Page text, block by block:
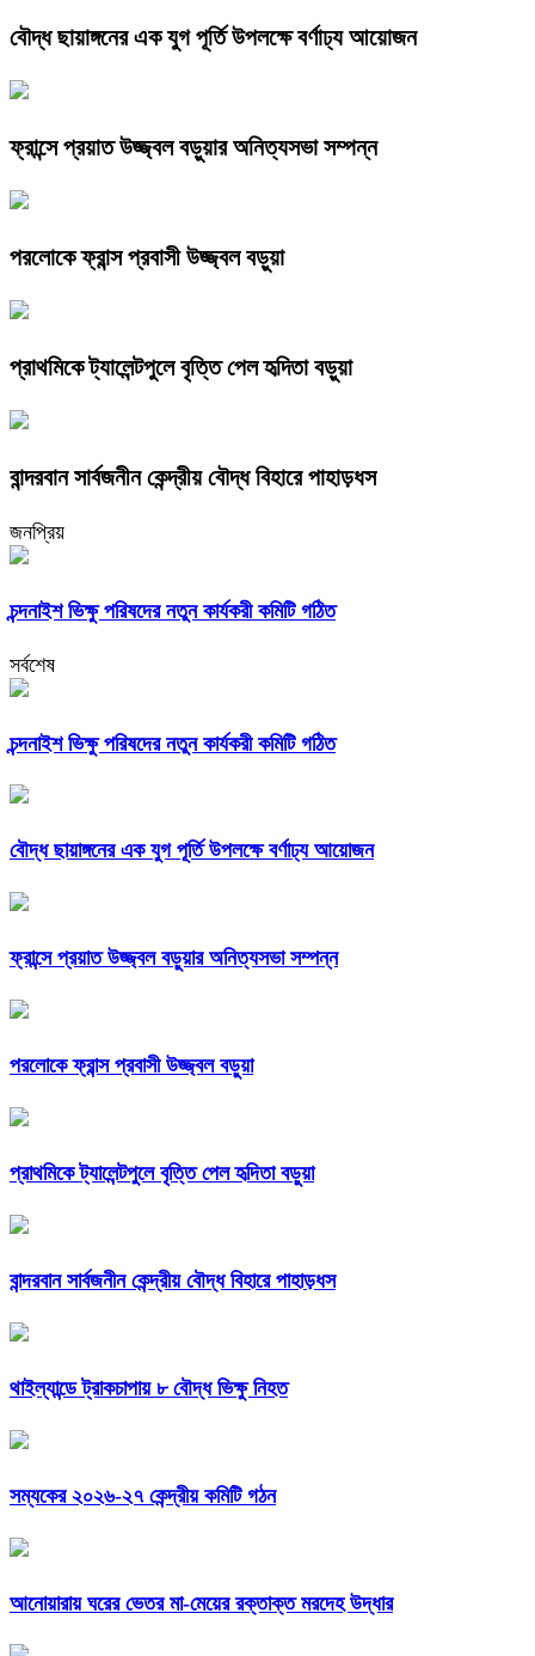
বৌদ্ধ ছায়াঙ্গনের এক যুগ পূর্তি উপলক্ষে বর্ণাঢ্য আয়োজন
ফ্রান্সে প্রয়াত উজ্জ্বল বড়ুয়ার অনিত্যসভা সম্পন্ন
পরলোকে ফ্রান্স প্রবাসী উজ্জ্বল বড়ুয়া
প্রাথমিকে ট্যালেন্টপুলে বৃত্তি পেল হৃদিতা বড়ুয়া
বান্দরবান সার্বজনীন কেন্দ্রীয় বৌদ্ধ বিহারে পাহাড়ধস
জনপ্রিয়
চন্দনাইশ ভিক্ষু পরিষদের নতুন কার্যকরী কমিটি গঠিত
সর্বশেষ
চন্দনাইশ ভিক্ষু পরিষদের নতুন কার্যকরী কমিটি গঠিত
বৌদ্ধ ছায়াঙ্গনের এক যুগ পূর্তি উপলক্ষে বর্ণাঢ্য আয়োজন
ফ্রান্সে প্রয়াত উজ্জ্বল বড়ুয়ার অনিত্যসভা সম্পন্ন
পরলোকে ফ্রান্স প্রবাসী উজ্জ্বল বড়ুয়া
প্রাথমিকে ট্যালেন্টপুলে বৃত্তি পেল হৃদিতা বড়ুয়া
বান্দরবান সার্বজনীন কেন্দ্রীয় বৌদ্ধ বিহারে পাহাড়ধস
থাইল্যান্ডে ট্রাকচাপায় ৮ বৌদ্ধ ভিক্ষু নিহত
সম্যকের ২০২৬-২৭ কেন্দ্রীয় কমিটি গঠন
আনোয়ারায় ঘরের ভেতর মা-মেয়ের রক্তাক্ত মরদেহ উদ্ধার